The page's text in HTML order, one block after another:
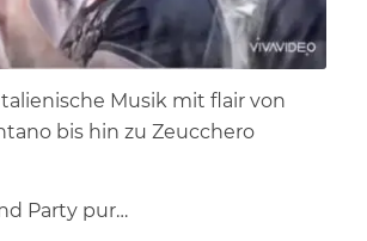
Musik mit flair von
bis hin zu Zeucchero
Party pur…